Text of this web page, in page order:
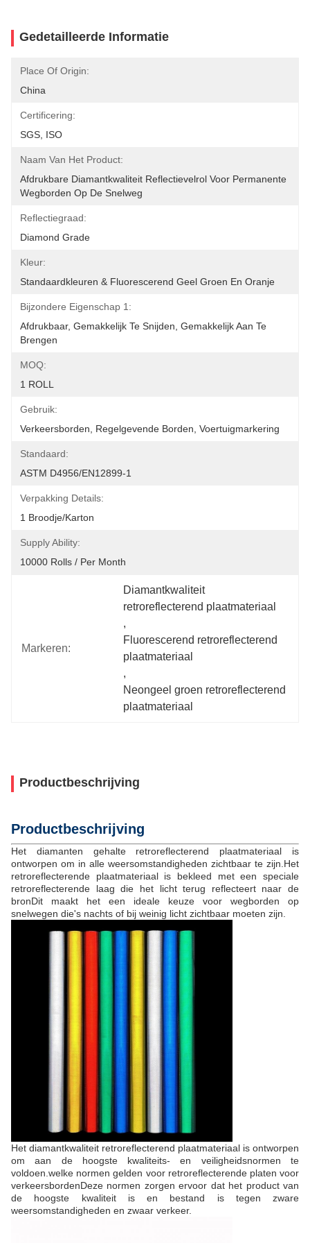
Gedetailleerde Informatie
Place Of Origin:
China
Certificering:
SGS, ISO
Naam Van Het Product:
Afdrukbare Diamantkwaliteit Reflectievelrol Voor Permanente
Wegborden Op De Snelweg
Reflectiegraad:
Diamond Grade
Kleur:
Standaardkleuren & Fluorescerend Geel Groen En Oranje
Bijzondere Eigenschap 1:
Afdrukbaar, Gemakkelijk Te Snijden, Gemakkelijk Aan Te
Brengen
MOQ:
1 ROLL
Gebruik:
Verkeersborden, Regelgevende Borden, Voertuigmarkering
Standaard:
ASTM D4956/EN12899-1
Verpakking Details:
1 Broodje/karton
Supply Ability:
10000 Rolls / Per Month
Markeren:
Diamantkwaliteit
retroreflecterend plaatmateriaal
,
Fluorescerend retroreflecterend
plaatmateriaal
,
Neongeel groen retroreflecterend
plaatmateriaal
Productbeschrijving
Productbeschrijving
Het diamanten gehalte retroreflecterend plaatmateriaal is
ontworpen om in alle weersomstandigheden zichtbaar te zijn.Het
retroreflecterende plaatmateriaal is bekleed met een speciale
retroreflecterende laag die het licht terug reflecteert naar de
bronDit maakt het een ideale keuze voor wegborden op
snelwegen die's nachts of bij weinig licht zichtbaar moeten zijn.
Het diamantkwaliteit retroreflecterend plaatmateriaal is ontworpen
om aan de hoogste kwaliteits- en veiligheidsnormen te
voldoen.welke normen gelden voor retroreflecterende platen voor
verkeersbordenDeze normen zorgen ervoor dat het product van
de hoogste kwaliteit is en bestand is tegen zware
weersomstandigheden en zwaar verkeer.